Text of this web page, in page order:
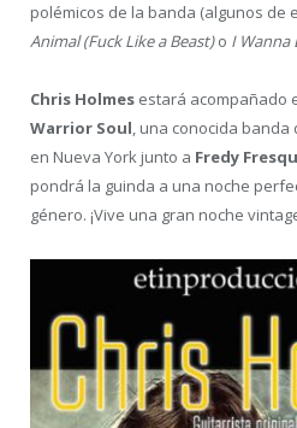
polémicos de la banda (algunos de
Animal (Fuck Like a Beast)o I Wanna
Chris Holmes estará acompañado
Warrior Soul, una conocida
en Nueva York junto a Fredy
pondrá la guinda a una noche
género. ¡Vive una gran noche